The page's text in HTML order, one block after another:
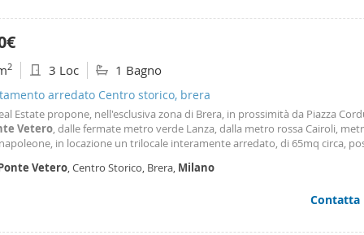
doccia e soggiorno con tavolo da pranzo, divano letto e televisione.
2 3 Loc 1 Bagno
arredato Centro storico, brera
Estate propone, nell'esclusiva zona di Brera, in prossimità da Piazza
Vetero, dalle fermate metro verde Lanza, dalla metro rossa Cairoli,
in locazione un trilocale interamente arredato, di 65mq circa,
con divano
Vetero, Centro Storico, Brera, Milano
Contatta